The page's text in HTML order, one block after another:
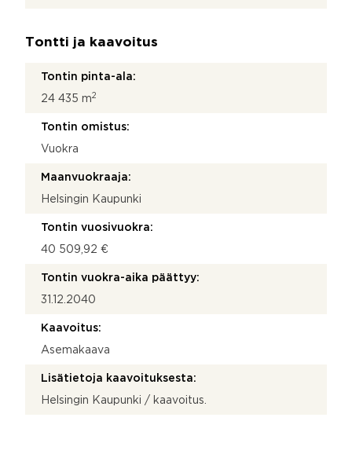
Tontti ja kaavoitus
Tontin pinta-ala:
24 435 m2
Tontin omistus:
Vuokra
Maanvuokraaja:
Helsingin Kaupunki
Tontin vuosivuokra:
40 509,92 €
Tontin vuokra-aika päättyy:
31.12.2040
Kaavoitus:
Asemakaava
Lisätietoja kaavoituksesta:
Helsingin Kaupunki / kaavoitus.